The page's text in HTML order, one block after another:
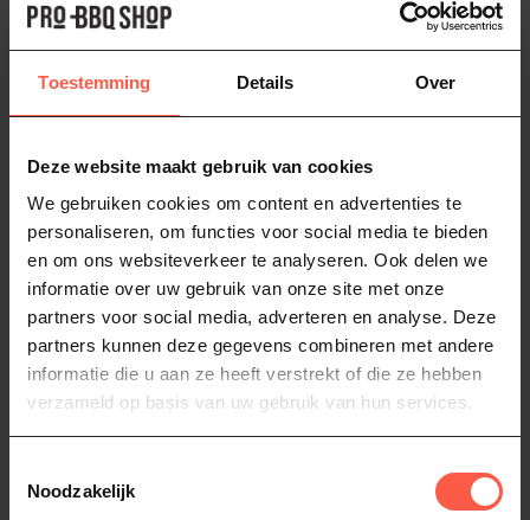
Toestemming Details Over
Deze website maakt gebruik van cookies
We gebruiken cookies om content en advertenties te
personaliseren, om functies voor social media te bieden
en om ons websiteverkeer te analyseren. Ook delen we
informatie over uw gebruik van onze site met onze
partners voor social media, adverteren en analyse. Deze
partners kunnen deze gegevens combineren met andere
informatie die u aan ze heeft verstrekt of die ze hebben
verzameld op basis van uw gebruik van hun services.
Noodzakelijk
Bezorgen of ophalen van jouw BBQ
Gratis bezorging
Geniet van gratis bezorging bij elke BBQ-
aankoop! Binnen 25 km verzorgen wij de
bezorging zelf. Verder weg? We regelen
transport via een externe vervoerder. We
plannen de bezorging altijd in overleg, zodat het
moment bij jouw schema past.
Persoonlijke levering en montage
Maak je BBQ-ervaring extra bijzonder met onze